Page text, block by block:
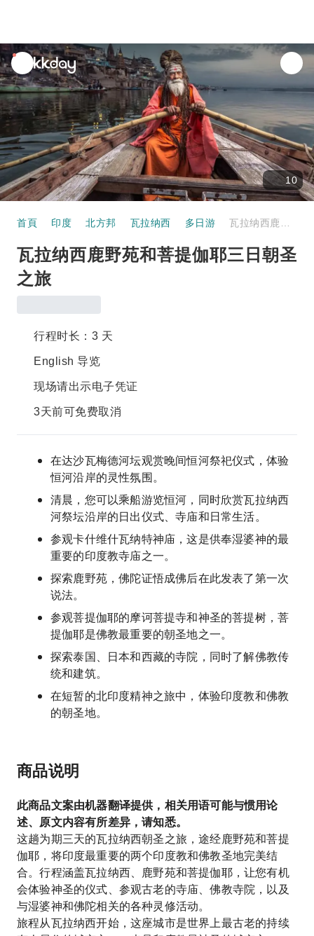
unread
notifications
10
首頁 印度 北方邦 瓦拉纳西 多日游
瓦拉纳西鹿野苑和菩提伽耶三日朝圣
之旅
行程时长：3 天
English 导览
现场请出示电子凭证
3天前可免费取消
在达沙瓦梅德河坛观赏晚间恒河祭祀仪式，体验
恒河沿岸的灵性氛围。
清晨，您可以乘船游览恒河，同时欣赏瓦拉纳西
河祭坛沿岸的日出仪式、寺庙和日常生活。
参观卡什维什瓦纳特神庙，这是供奉湿婆神的最
重要的印度教寺庙之一。
探索鹿野苑，佛陀证悟成佛后在此发表了第一次
说法。
参观菩提伽耶的摩诃菩提寺和神圣的菩提树，菩
提伽耶是佛教最重要的朝圣地之一。
探索泰国、日本和西藏的寺院，同时了解佛教传
统和建筑。
在短暂的北印度精神之旅中，体验印度教和佛教
的朝圣地。
商品说明
此商品文案由机器翻译提供，相关用语可能与惯用论
述、原文内容有所差异，请知悉。
这趟为期三天的瓦拉纳西朝圣之旅，途经鹿野苑和菩提
伽耶，将印度最重要的两个印度教和佛教圣地完美结
合。行程涵盖瓦拉纳西、鹿野苑和菩提伽耶，让您有机
会体验神圣的仪式、参观古老的寺庙、佛教寺院，以及
与湿婆神和佛陀相关的各种灵修活动。
旅程从瓦拉纳西开始，这座城市是世界上最古老的持续